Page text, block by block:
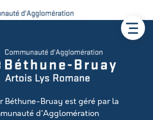
Béthune-Bruay est géré par la
d'Agglomération